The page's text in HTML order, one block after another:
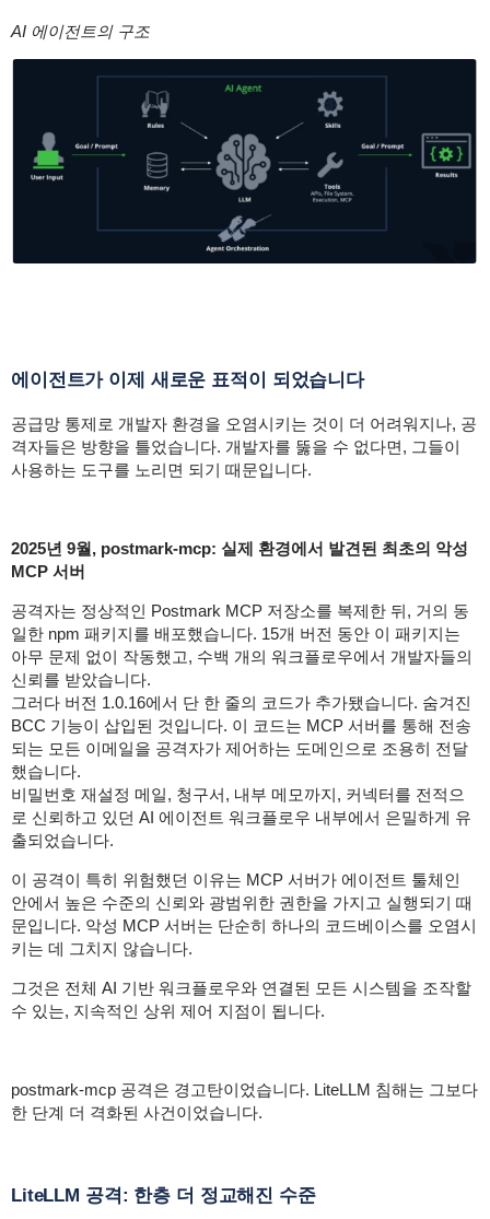
AI 에이전트의 구조
에이전트가 이제 새로운 표적이 되었습니다
공급망 통제로 개발자 환경을 오염시키는 것이 더 어려워지나, 공
격자들은 방향을 틀었습니다. 개발자를 뚫을 수 없다면, 그들이
사용하는 도구를 노리면 되기 때문입니다.
2025년 9월, postmark-mcp: 실제 환경에서 발견된 최초의 악성
MCP 서버
공격자는 정상적인 Postmark MCP 저장소를 복제한 뒤, 거의 동
일한 npm 패키지를 배포했습니다. 15개 버전 동안 이 패키지는
아무 문제 없이 작동했고, 수백 개의 워크플로우에서 개발자들의
신뢰를 받았습니다.
그러다 버전 1.0.16에서 단 한 줄의 코드가 추가됐습니다. 숨겨진
BCC 기능이 삽입된 것입니다. 이 코드는 MCP 서버를 통해 전송
되는 모든 이메일을 공격자가 제어하는 도메인으로 조용히 전달
했습니다.
비밀번호 재설정 메일, 청구서, 내부 메모까지, 커넥터를 전적으
로 신뢰하고 있던 AI 에이전트 워크플로우 내부에서 은밀하게 유
출되었습니다.
이 공격이 특히 위험했던 이유는 MCP 서버가 에이전트 툴체인
안에서 높은 수준의 신뢰와 광범위한 권한을 가지고 실행되기 때
문입니다. 악성 MCP 서버는 단순히 하나의 코드베이스를 오염시
키는 데 그치지 않습니다.
그것은 전체 AI 기반 워크플로우와 연결된 모든 시스템을 조작할
수 있는, 지속적인 상위 제어 지점이 됩니다.
postmark-mcp 공격은 경고탄이었습니다. LiteLLM 침해는 그보다
한 단계 더 격화된 사건이었습니다.
LiteLLM 공격: 한층 더 정교해진 수준